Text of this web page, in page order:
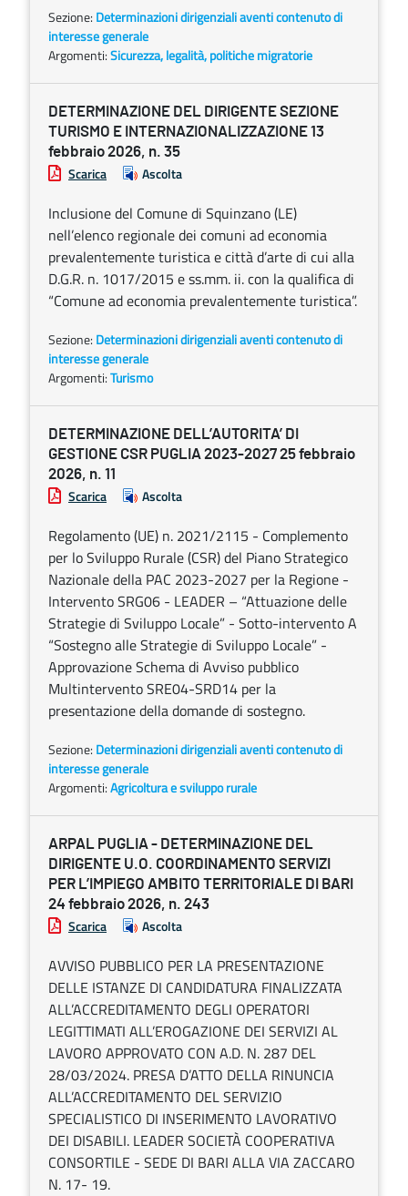
Sezione: Determinazioni dirigenziali aventi contenuto di
interesse generale
Argomenti:Sicurezza, legalità, politiche migratorie
DETERMINAZIONE DEL DIRIGENTE SEZIONE
TURISMO E INTERNAZIONALIZZAZIONE 13
febbraio 2026, n. 35
Scarica Ascolta
Inclusione del Comune di Squinzano (LE)
nell’elenco regionale dei comuni ad economia
prevalentemente turistica e città d’arte di cui alla
D.G.R. n. 1017/2015 e ss.mm. ii. con la qualifica di
“Comune ad economia prevalentemente turistica”.
Sezione: Determinazioni dirigenziali aventi contenuto di
interesse generale
Argomenti:Turismo
DETERMINAZIONE DELL’AUTORITA’ DI
GESTIONE CSR PUGLIA 2023-2027 25 febbraio
2026, n. 11
Scarica Ascolta
Regolamento (UE) n. 2021/2115 - Complemento
per lo Sviluppo Rurale (CSR) del Piano Strategico
Nazionale della PAC 2023-2027 per la Regione -
Intervento SRG06 - LEADER – “Attuazione delle
Strategie di Sviluppo Locale” - Sotto-intervento A
“Sostegno alle Strategie di Sviluppo Locale” -
Approvazione Schema di Avviso pubblico
Multintervento SRE04-SRD14 per la
presentazione della domande di sostegno.
Sezione: Determinazioni dirigenziali aventi contenuto di
interesse generale
Argomenti:Agricoltura e sviluppo rurale
ARPAL PUGLIA - DETERMINAZIONE DEL
DIRIGENTE U.O. COORDINAMENTO SERVIZI
PER L’IMPIEGO AMBITO TERRITORIALE DI BARI
24 febbraio 2026, n. 243
Scarica Ascolta
AVVISO PUBBLICO PER LA PRESENTAZIONE
DELLE ISTANZE DI CANDIDATURA FINALIZZATA
ALL’ACCREDITAMENTO DEGLI OPERATORI
LEGITTIMATI ALL’EROGAZIONE DEI SERVIZI AL
LAVORO APPROVATO CON A.D. N. 287 DEL
28/03/2024. PRESA D’ATTO DELLA RINUNCIA
ALL’ACCREDITAMENTO DEL SERVIZIO
SPECIALISTICO DI INSERIMENTO LAVORATIVO
DEI DISABILI. LEADER SOCIETÀ COOPERATIVA
CONSORTILE - SEDE DI BARI ALLA VIA ZACCARO
N. 17- 19.